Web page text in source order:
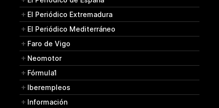
El Periódico Extremadura
El Periódico Mediterráneo
Faro de Vigo
Neomotor
Fórmula1
Iberempleos
Información